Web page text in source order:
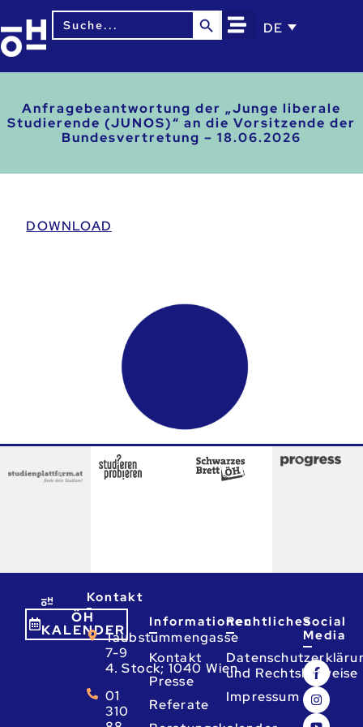
Search
for:
Search Button
DE
Anfragebeantwortung der „Junge liberale
Studierende (JUNOS)“ an die Vorsitzende der
Bundesvertretung – 18.06.2026
DOWNLOAD
ÖH
KALENDER
Kontakt
Taubstummengasse
7-9
4. Stock; 1040 Wien
01
310
Informationen
Kontakt
Presse
Referate
Rechtliches
und Rechtshinweise
Impressum
Social
Media